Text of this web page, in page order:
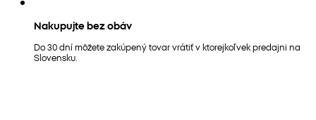
Nakupujte bez obáv
Do 30 dní môžete zakúpený tovar vrátiť v ktorejkoľvek predajni na
Slovensku.